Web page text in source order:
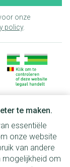
te maken.
essentiële
onze website
van andere
om
onze
policy.